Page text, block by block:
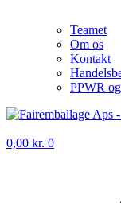
Teamet
Om os
Kontakt
PPWR
0,00 kr. 0